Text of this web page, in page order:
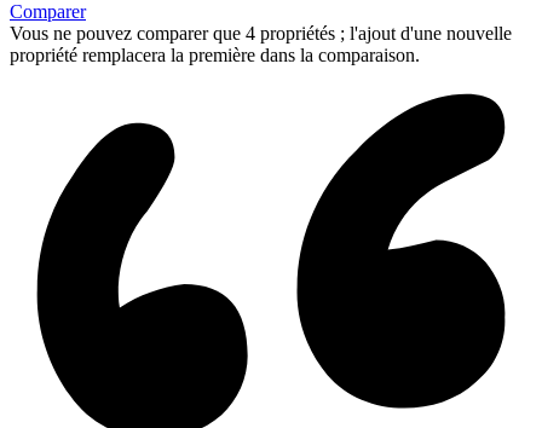
Comparer
Vous ne pouvez comparer que 4 propriétés ; l'ajout d'une nouvelle
propriété remplacera la première dans la comparaison.